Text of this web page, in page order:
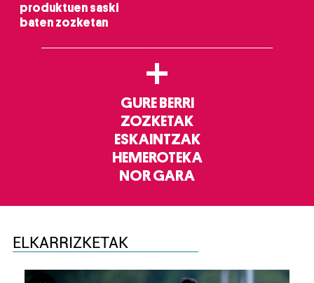
produktuen saski
baten zozketan
+
GURE BERRI
ZOZKETAK
ESKAINTZAK
HEMEROTEKA
NOR GARA
ELKARRIZKETAK